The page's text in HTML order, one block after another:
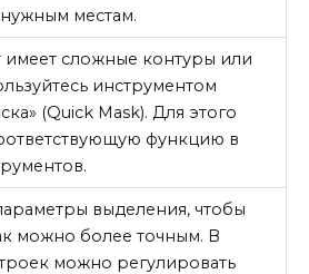
местам.
имеет сложные контуры или
инструментом
(Quick Mask). Для этого
функцию в
выделения, чтобы
можно более точным. В
можно регулировать